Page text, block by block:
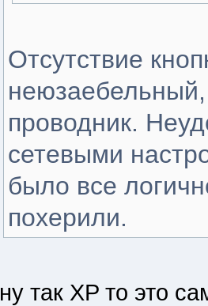
Отсутствие
проводник.
сетевыми
было все
похерили.
ну так XP то это